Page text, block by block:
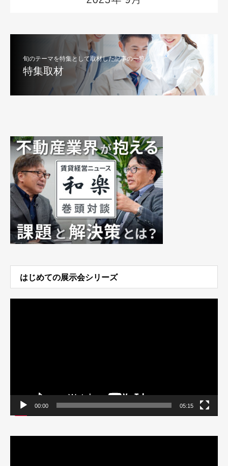
旬のテーマを特集として取材した記事の一覧
特集取材
はじめての展示会シリーズ
00:00 05:15